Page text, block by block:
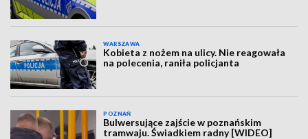
WARSZAWA
Kobieta z nożem na ulicy. Nie reagowała
na polecenia, raniła policjanta
POZNAŃ
Bulwersujące zajście w poznańskim
tramwaju. Świadkiem radny [WIDEO]